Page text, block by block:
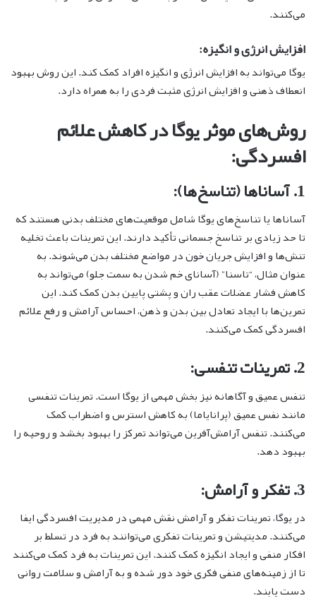
می‌کنند.
افزایش انرژی و انگیزه:
یوگا می‌تواند به افزایش انرژی و انگیزه افراد کمک کند. این روش بهبود
انعطاف ذهنی و افزایش انرژی مثبت فردی را به همراه دارد.
روش‌های موثر یوگا در کاهش علائم
افسردگی:
1. آساناها (تناسخ‌ها):
آساناها یا تناسخ‌های یوگا شامل موقعیت‌های مختلف بدنی هستند که
تا حد زیادی بر تناسخ جسمانی تأکید دارند. این تمرینات باعث تخلیه
تنش‌ها و افزایش جریان خون در مواضع مختلف بدن می‌شوند. به
عنوان مثال، “تاسنا” (آسانای خم شدن به سمت جلو) می‌تواند به
کاهش فشار عضلات عقب ران و پشتی پایین بدن کمک کند. این
تمرین‌ها با ایجاد تعادل بین بدن و ذهن، احساس آرامش و رفع علائم
افسردگی کمک می‌کنند.
2. تمرینات تنفسی:
تنفس عمیق و آگاهانه نیز بخش مهمی از یوگا است. تمرینات تنفسی
مانند نفس عمیق (پرانایاما) به کاهش استرس و اضطراب کمک
می‌کنند. تنفس آرامش‌آفرین می‌تواند تمرکز را بهبود بخشد و روحیه را
بهبود دهد.
3. تفکر و آرامش:
در یوگا، تمرینات تفکر و آرامش نقش مهمی در مدیریت افسردگی ایفا
می‌کنند. مدیتیشن و تمرینات تفکری می‌توانند به فرد در تسلط بر
افکار منفی و ایجاد انگیزه کمک کنند. این تمرینات به فرد کمک می‌کنند
تا از زمینه‌های منفی فکری خود دور شده و به آرامش و سلامت روانی
دست یابند.